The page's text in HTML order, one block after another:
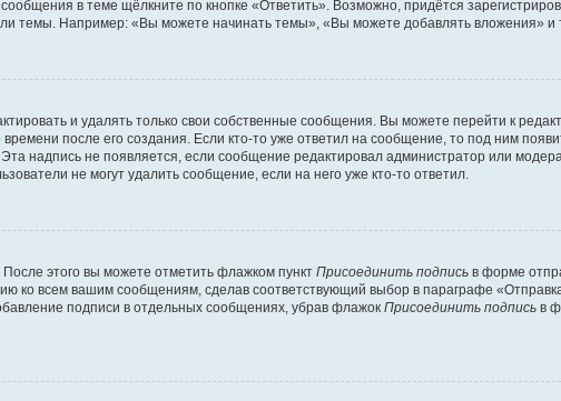
в теме щёлкните по кнопке «Ответить». Возможно, придётся
темы. Например: «Вы можете начинать темы», «Вы можете добавлять вложения» и
и удалять только свои собственные сообщения. Вы можете перейти к
после его создания. Если кто-то уже ответил на сообщение, то под ним
надпись не появляется, если сообщение редактировал администратор или
не могут удалить сообщение, если на него уже кто-то ответил.
этого вы можете отметить флажком пункт Присоединить подпись в форме
ко всем вашим сообщениям, сделав соответствующий выбор в параграфе
подписи в отдельных сообщениях, убрав флажок Присоединить подпись в